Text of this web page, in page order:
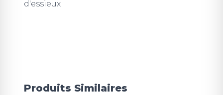
d'essieux
Produits Similaires